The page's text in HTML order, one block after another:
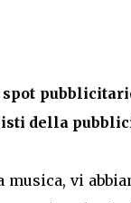
spot
della
musica, vi